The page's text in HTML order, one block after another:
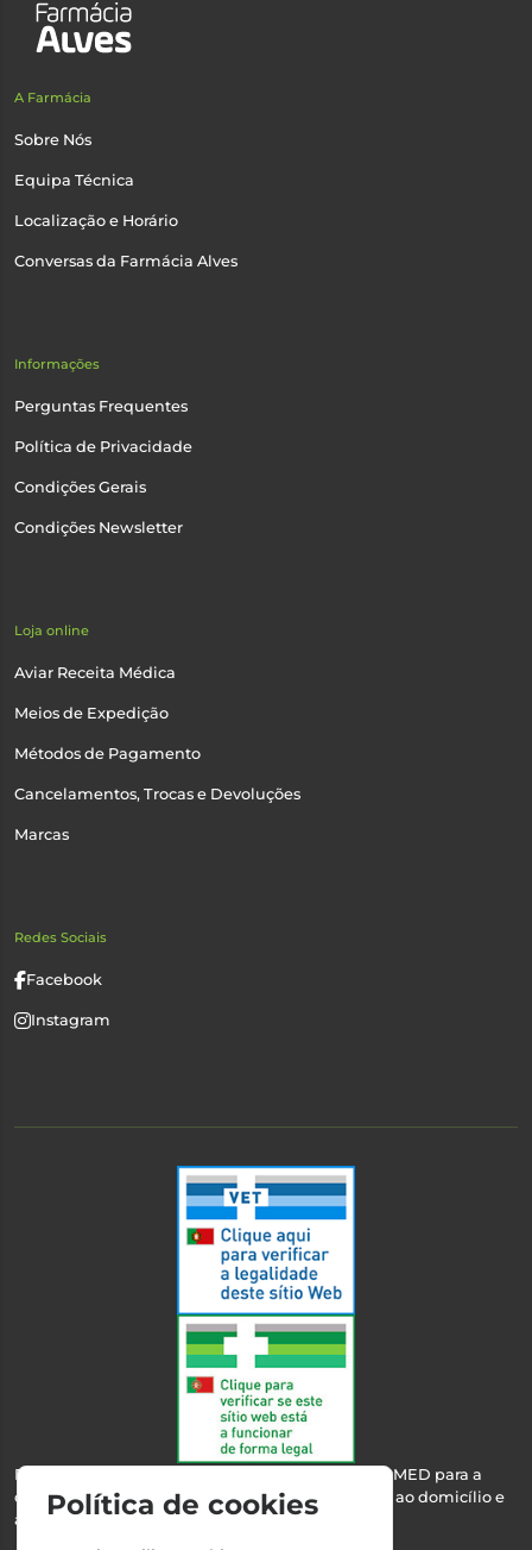
A Farmácia
Sobre Nós
Equipa Técnica
Localização e Horário
Conversas da Farmácia Alves
Informações
Perguntas Frequentes
Política de Privacidade
Condições Gerais
Condições Newsletter
Loja online
Aviar Receita Médica
Meios de Expedição
Métodos de Pagamento
Cancelamentos, Trocas e Devoluções
Marcas
Redes Sociais
Facebook
Instagram
Esta farmácia encontra-se autorizada pelo INFARMED para a
dispensa de medicamentos e produtos de saúde ao domicílio e
através da internet.
Política de cookies